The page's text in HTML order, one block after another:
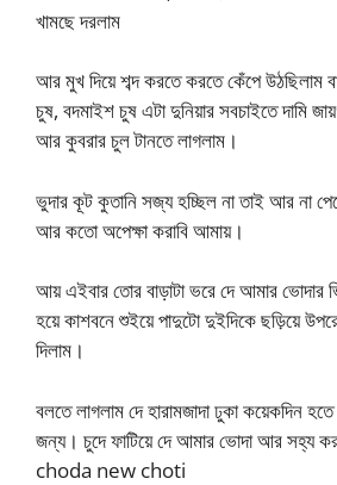
খামছে দরলাম
আর মুখ দিয়ে শব্দ করতে করতে কেঁপে উঠছিলাম
চুষ, বদমাইশ চুষ এটা দুনিয়ার সবচাইতে দামি
আর কুবরার চুল টানতে লাগলাম।
ভুদার কূট কুতানি সজ্য হচ্ছিল না তাই আর না
আর কতো অপেক্ষা করাবি আমায়।
আয় এইবার তোর বাড়াটা ভরে দে আমার ভোদার
হয়ে কাশবনে শুইয়ে পাদুটো দুইদিকে ছড়িয়ে
দিলাম।
বলতে লাগলাম দে হারামজাদা ঢুকা কয়েকদিন
জন্য। চুদে ফাটিয়ে দে আমার ভোদা আর সহ্য
choda new choti